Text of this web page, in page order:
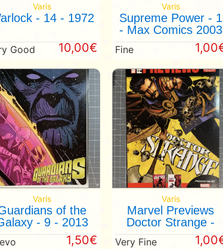
Varis
- 14 - 1972
Good 10,00€
Varis
Supreme Power - 1
- Max Comics 2003
Fine
Varis
of the
- 9 - 2013
1,50€
Varis
Marvel Previews
Doctor Strange -
2015
Very Fine